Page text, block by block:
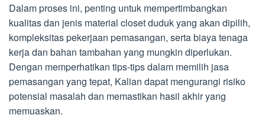
Dalam proses ini, penting untuk mempertimbangkan
kualitas dan jenis material closet duduk yang akan dipilih,
kompleksitas pekerjaan pemasangan, serta biaya tenaga
kerja dan bahan tambahan yang mungkin diperlukan.
Dengan memperhatikan tips-tips dalam memilih jasa
pemasangan yang tepat, Kalian dapat mengurangi risiko
potensial masalah dan memastikan hasil akhir yang
memuaskan.